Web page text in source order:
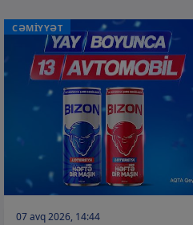
CƏMİYYƏT
07 avq 2026, 14:44